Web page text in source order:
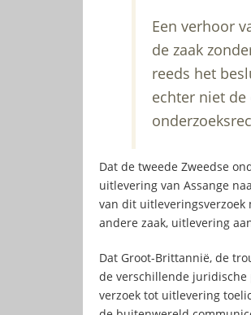
Een verhoor
de zaak
reeds het
echter niet de
Dat de tweede Zweedse
uitlevering van Assange
van dit uitleveringsverzoek
andere zaak, uitlevering
Dat Groot-Brittannië, de
de verschillende juridische
verzoek tot uitlevering